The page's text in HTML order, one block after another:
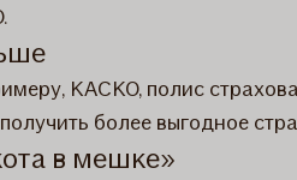
КАСКО, полис
более выгодное
в мешке»